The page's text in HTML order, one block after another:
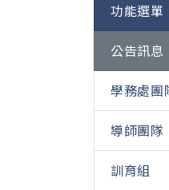
功能選單
公告訊息
學務處團
導師團隊
訓育組